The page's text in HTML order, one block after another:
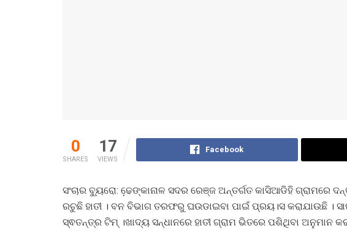
0
SHARES
17
VIEWS
Facebook
ସଂଚାର ବ୍ୟୁରୋ: ଢେ଼ଙ୍କାନାଳ ସଦର ରେଞ୍ଜ ଅନ୍ତର୍ଗତ କାସିଆଡିହି
ରଚୁଛି ହାତୀ । ବନ ବିଭାଗ ତରଫରୁ ଘଉଡାଇବା ପାଇଁ ପ୍ରୟ।ସ କରାଯାଉଛି ।
ସ୍ଵତନ୍ତ୍ର ଟିମ୍ ।ଖାଦ୍ୟ ସନ୍ଧାନରେ ହାତୀ ଗ୍ରାମ ଭିତରେ ପଶିଥିବା ଅନୁମାନ